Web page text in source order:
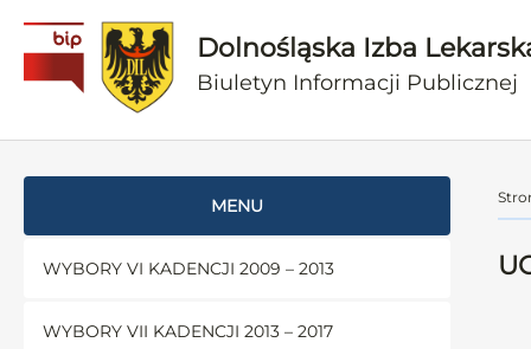
Dolnośląska Izba
Biuletyn Informacji Publicznej
MENU
WYBORY VI KADENCJI 2009 – 2013
WYBORY VII KADENCJI 2013 – 2017